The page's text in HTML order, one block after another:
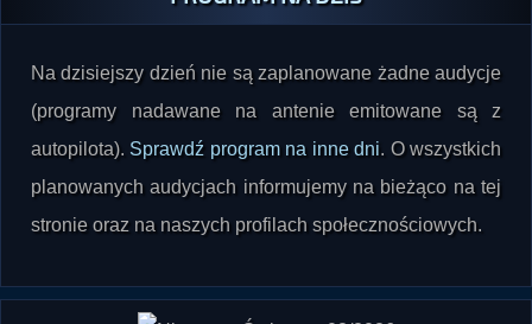
Na dzisiejszy dzień nie są zaplanowane żadne audycje
(programy nadawane na antenie emitowane są z
autopilota).
Sprawdź program na inne dni. O wszystkich
planowanych audycjach informujemy na bieżąco na tej
stronie oraz na naszych profilach społecznościowych.